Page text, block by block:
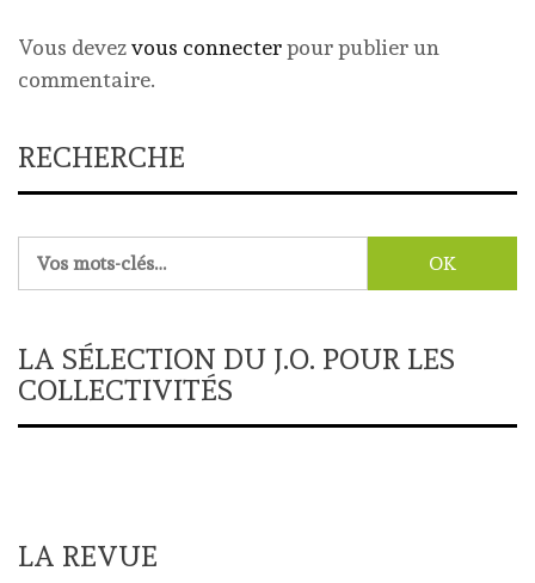
Vous devezvous connecterpour publier un
commentaire.
RECHERCHE
LA SÉLECTION DU J.O. POUR LES
COLLECTIVITÉS
LA REVUE